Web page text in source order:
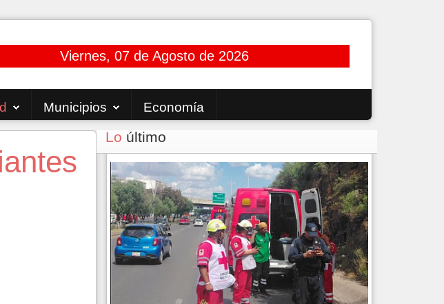
Viernes, 07 de Agosto de 2026
Municipios Economía
Lo último